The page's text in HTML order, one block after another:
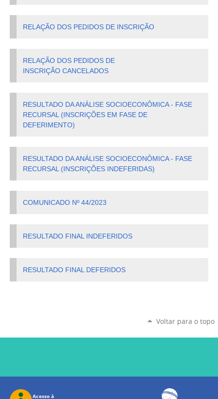
RELAÇÃO DOS PEDIDOS DE INSCRIÇÃO
RELAÇÃO DOS PEDIDOS DE
INSCRIÇÃO CANCELADOS
RESULTADO DA ANÁLISE SOCIOECONÔMICA - FASE
RECURSAL (INSCRIÇÕES EM FASE DE
DEFERIMENTO)
RESULTADO DA ANÁLISE SOCIOECONÔMICA - FASE
RECURSAL (INSCRIÇÕES INDEFERIDAS)
COMUNICADO Nº 44/2023
RESULTADO FINAL INDEFERIDOS
RESULTADO FINAL DEFERIDOS
Voltar para o topo